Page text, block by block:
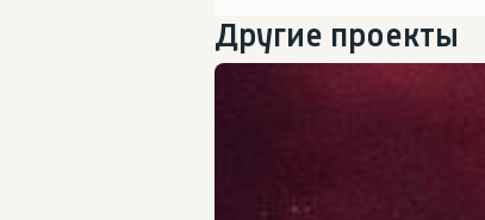
Другие проекты